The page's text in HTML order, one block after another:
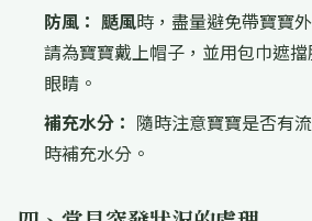
防風： 颳風時，盡量避免帶寶寶
請為寶寶戴上帽子，並用包巾遮
眼睛。
補充水分： 隨時注意寶寶是否有
時補充水分。